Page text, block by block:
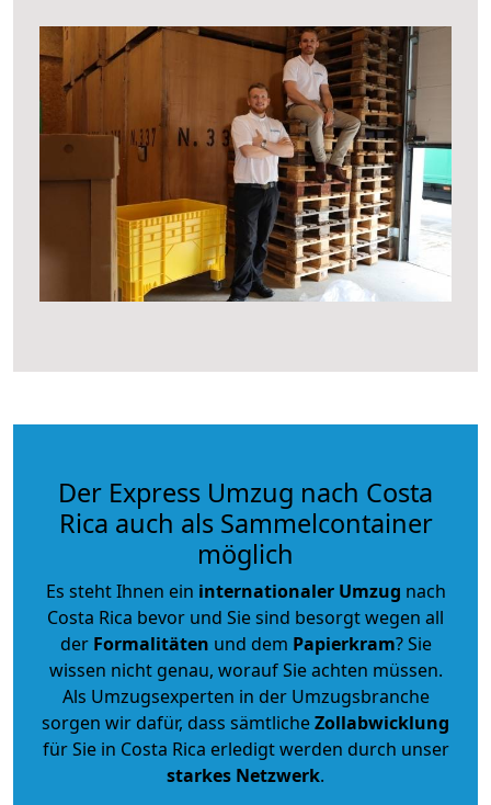
Der Express Umzug nach Costa
Rica auch als Sammelcontainer
möglich
Es steht Ihnen ein internationaler Umzug nach
Costa Rica bevor und Sie sind besorgt wegen all
der Formalitäten und dem Papierkram? Sie
wissen nicht genau, worauf Sie achten müssen.
Als Umzugsexperten in der Umzugsbranche
sorgen wir dafür, dass sämtlicheZollabwicklung
für Sie in Costa Rica erledigt werden durch unser
starkes Netzwerk.